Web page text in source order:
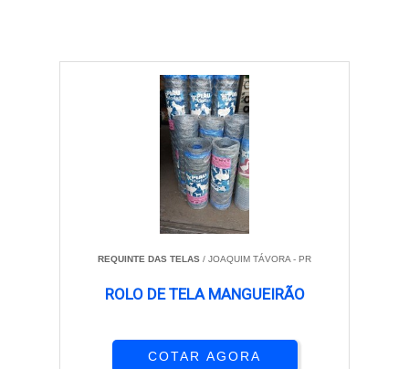
REQUINTE DAS TELAS / JOAQUIM TÁVORA - PR
ROLO DE TELA MANGUEIRÃO
COTAR AGORA